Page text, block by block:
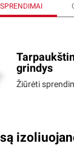
SPRENDIMAI
grindys
Žiūrėti